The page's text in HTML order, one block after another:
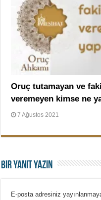
Oruç tutamayan ve
veremeyen kimse ne
7 Ağustos 2021
Bir yanıt yazın
E-posta adresiniz